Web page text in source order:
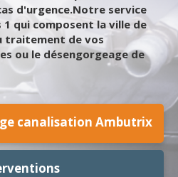
d'urgence.Notre service
qui composent la ville de
traitement de vos
ou le désengorgeage de
canalisation Ambutrix